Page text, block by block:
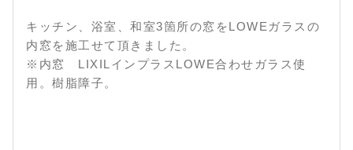
キッチン、浴室、和室3箇所の窓をLOWEガラスの
内窓を施工せて頂きました。
※内窓 LIXILインプラスLOWE合わせガラス使
用。樹脂障子。